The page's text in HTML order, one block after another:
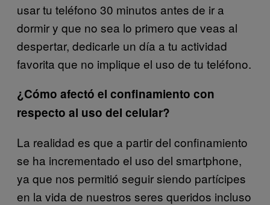
usar tu teléfono 30 minutos antes de ir a
dormir y que no sea lo primero que veas al
despertar, dedicarle un día a tu actividad
favorita que no implique el uso de tu teléfono.
¿Cómo afectó el confinamiento con
respecto al uso del celular?
La realidad es que a partir del confinamiento
se ha incrementado el uso del smartphone,
ya que nos permitió seguir siendo partícipes
en la vida de nuestros seres queridos incluso